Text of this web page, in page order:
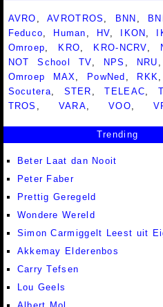
AVRO ,AVROTROS BNN
Feduco
Human HV IKON
Omroep
KRO KRO-NCRV
NOT School TV
NPS NRU
Omroep MAX
PowNed RKK
Socutera
STER ,TELEAC
TROS
VARA ,VOO ,
Trending
Beter Laat dan Nooit
Peter Faber
Prettig Geregeld
Wondere Wereld
Simon Carmiggelt Leest uit
Akkemay Elderenbos
Carry Tefsen
Lou Geels